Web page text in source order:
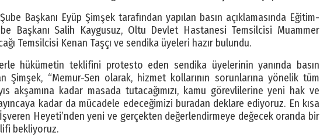
Başkanı Eyüp Şimşek tarafından yapılan basın açıklamasında Eğitim-
Başkanı Salih Kaygusuz, Oltu Devlet Hastanesi Temsilcisi Muammer
Temsilcisi Kenan Taşçı ve sendika üyeleri hazır bulundu.
hükümetin teklifini protesto eden sendika üyelerinin yanında basın
Şimşek, “Memur-Sen olarak, hizmet kollarının sorunlarına yönelik tüm
akşamına kadar masada tutacağımızı, kamu görevlilerine yeni hak ve
kadar da mücadele edeceğimizi buradan deklare ediyoruz. En kısa
Heyeti’nden yeni ve gerçekten değerlendirmeye değecek oranda bir
bekliyoruz.